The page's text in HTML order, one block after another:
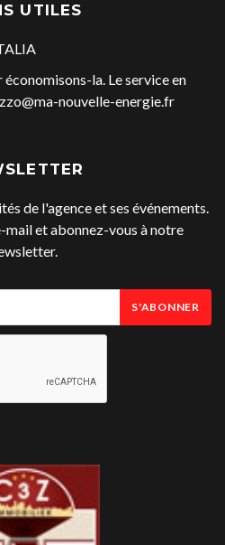
UTILES
la. Le service en
nouvelle-energie.fr
de l'agence et ses événements.
mail et abonnez-vous à notre
S'ABONNER